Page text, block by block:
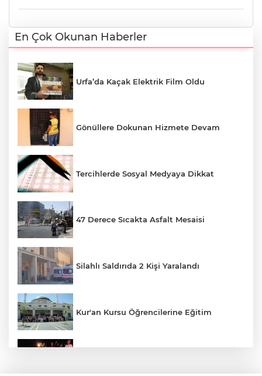
En Çok Okunan Haberler
Urfa’da Kaçak Elektrik Film Oldu
Gönüllere Dokunan Hizmete Devam
Tercihlerde Sosyal Medyaya Dikkat
47 Derece Sıcakta Asfalt Mesaisi
Silahlı Saldırıda 2 Kişi Yaralandı
Kur'an Kursu Öğrencilerine Eğitim